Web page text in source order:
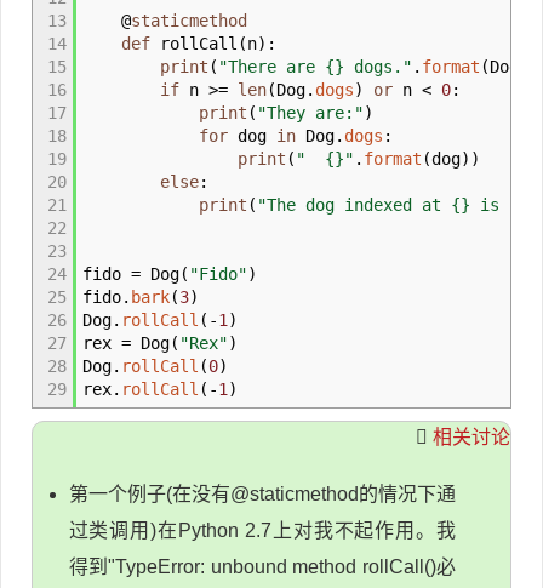
13
14
15
16
17
18
19
20
21
22
23
24
25
26
27
28
29
@staticmethod
def rollCall (n) :
print ( "There are {} dogs." . format (Dog.
if n >= len(Dog. dogs) or n < 0:
print ( "They are:")
for dog in Dog. dogs :
print ( " {}" . format (dog) )
else:
print ( "The dog indexed at {} is
fido = Dog( "Fido")
fido. bark(3)
Dog. rollCall ( -1 )
rex = Dog( "Rex")
Dog. rollCall (0)
rex. rollCall ( -1 )
相关讨论
第一个例子(在没有@staticmethod的情况下通
过类调用)在Python 2.7上对我不起作用。我
得到"TypeError: unbound method rollCall()必